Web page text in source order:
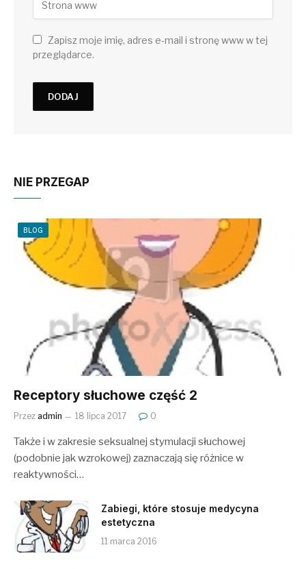
Zapisz moje imię, adres e-mail i stronę www w tej
przeglądarce.
NIE PRZEGAP
BLOG
Receptory słuchowe część 2
Przez admin 18 lipca 2017 0
Także i w zakresie seksualnej stymulacji słuchowej
(podobnie jak wzrokowej) zaznaczają się różnice w
reaktywności…
Zabiegi, które stosuje medycyna
estetyczna
11 marca 2016